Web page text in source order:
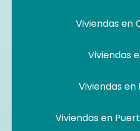
Viviendas en
Viviendas
Viviendas
Viviendas en